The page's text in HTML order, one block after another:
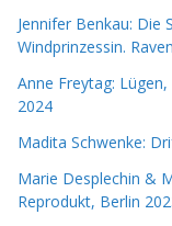
Jennifer Benkau: Die
Windprinzessin.
Anne Freytag:
2024
Madita Schwenke:
Marie Desplechin &
Reprodukt, Berlin